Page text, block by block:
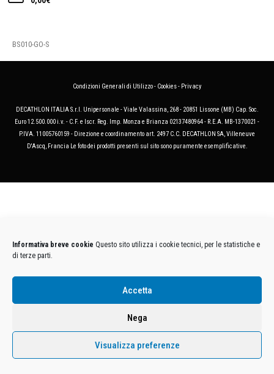
Informativa breve cookie Questo sito utilizza i cookie tecnici, per le statistiche e
di terze parti.
Accetta
Nega
Visualizza preferenze
BS010-GO-S
Condizioni Generali di Utilizzo- Cookies- Privacy
DECATHLON ITALIA S.r.l. Unipersonale - Viale Valassina, 268 - 20851 Lissone (MB) Cap. Soc.
Euro 12.500.000 i.v. - C.F. e Iscr. Reg. Imp. Monza e Brianza 02137480964 - R.E.A. MB-1370021 -
P.IVA. 11005760159 - Direzione e coordinamento art. 2497 C.C. DECATHLON SA, Villeneuve
D'Ascq, Francia Le foto dei prodotti presenti sul sito sono puramente esemplificative.